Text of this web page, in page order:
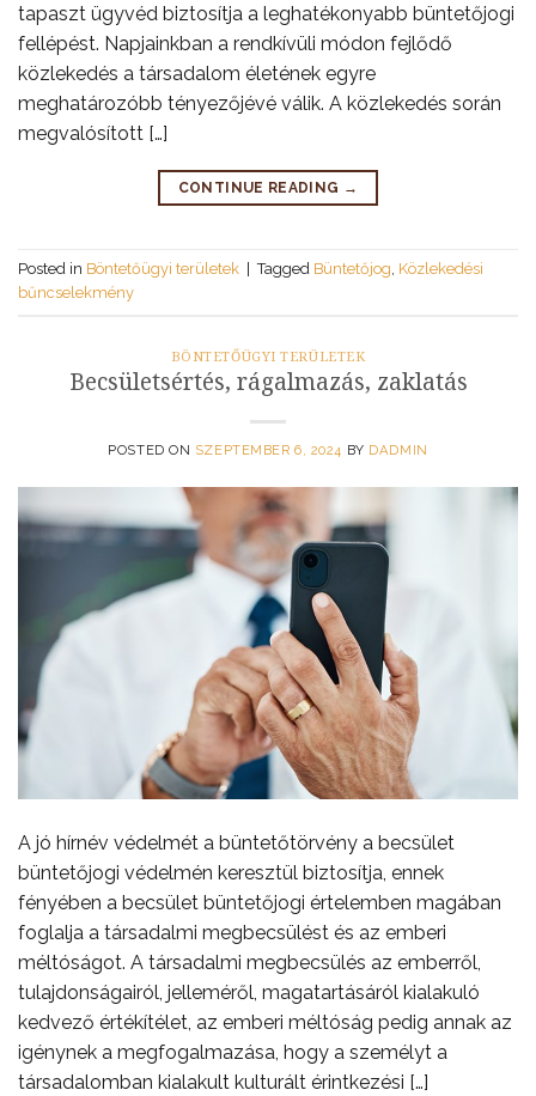
tapaszt ügyvéd biztosítja a leghatékonyabb büntetőjogi
fellépést. Napjainkban a rendkívüli módon fejlődő
közlekedés a társadalom életének egyre
meghatározóbb tényezőjévé válik. A közlekedés során
megvalósított […]
CONTINUE READING →
Posted in Böntetőügyi területek Tagged Büntetőjog Közlekedési
bűncselekmény
BÖNTETŐÜGYI TERÜLETEK
Becsületsértés, rágalmazás, zaklatás
POSTED ON SZEPTEMBER 6, 2024 BY DADMIN
A jó hírnév védelmét a büntetőtörvény a becsület
büntetőjogi védelmén keresztül biztosítja, ennek
fényében a becsület büntetőjogi értelemben magában
foglalja a társadalmi megbecsülést és az emberi
méltóságot. A társadalmi megbecsülés az emberről,
tulajdonságairól, jelleméről, magatartásáról kialakuló
kedvező értékítélet, az emberi méltóság pedig annak az
igénynek a megfogalmazása, hogy a személyt a
társadalomban kialakult kulturált érintkezési […]